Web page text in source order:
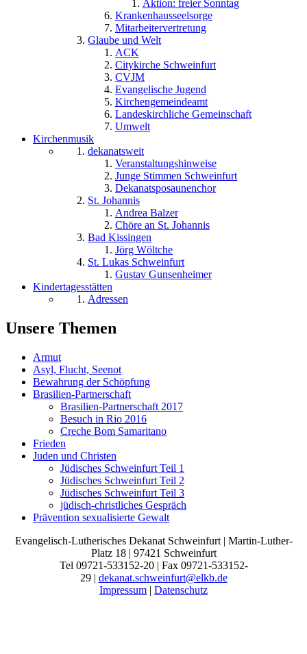
Aktion: freier Sonntag
Krankenhausseelsorge
Mitarbeitervertretung
Glaube und Welt
ACK
Citykirche Schweinfurt
CVJM
Evangelische Jugend
Kirchengemeindeamt
Landeskirchliche Gemeinschaft
Umwelt
Kirchenmusik
dekanatsweit
Veranstaltungshinweise
Junge Stimmen Schweinfurt
Dekanatsposaunenchor
St. Johannis
Andrea Balzer
Chöre an St. Johannis
Bad Kissingen
Jörg Wöltche
St. Lukas Schweinfurt
Gustav Gunsenheimer
Kindertagesstätten
Adressen
Unsere Themen
Armut
Asyl, Flucht, Seenot
Bewahrung der Schöpfung
Brasilien-Partnerschaft
Brasilien-Partnerschaft 2017
Besuch in Rio 2016
Creche Bom Samaritano
Frieden
Juden und Christen
Jüdisches Schweinfurt Teil 1
Jüdisches Schweinfurt Teil 2
Jüdisches Schweinfurt Teil 3
jüdisch-christliches Gespräch
Prävention sexualisierte Gewalt
Evangelisch-Lutherisches Dekanat Schweinfurt | Martin-Luther-
Platz 18 | 97421 Schweinfurt
Tel 09721-533152-20 | Fax 09721-533152-
29 | dekanat.schweinfurt@elkb.de
Impressum | Datenschutz